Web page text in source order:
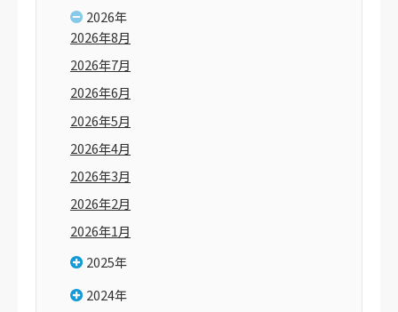
2026年
2026年8月
2026年7月
2026年6月
2026年5月
2026年4月
2026年3月
2026年2月
2026年1月
2025年
2024年